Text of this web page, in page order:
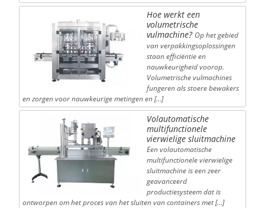
Hoe werkt een
volumetrische
vulmachine? Op het gebied
van verpakkingsoplossingen
staan efficiëntie en
nauwkeurigheid voorop.
Volumetrische vulmachines
fungeren als stoere bewakers
en zorgen voor nauwkeurige metingen en […]
Volautomatische
multifunctionele
vierwielige sluitmachine
Een volautomatische
multifunctionele vierwielige
sluitmachine is een zeer
geavanceerd
productiesysteem dat is
ontworpen om het proces van het sluiten van containers met […]